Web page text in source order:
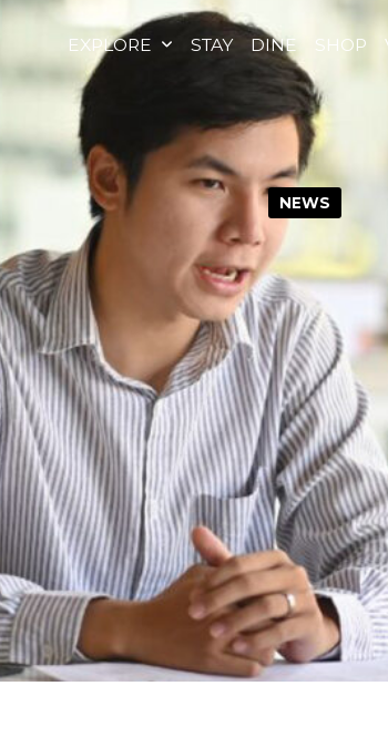
EXPLORE STAY DINE SHOP
NEWS